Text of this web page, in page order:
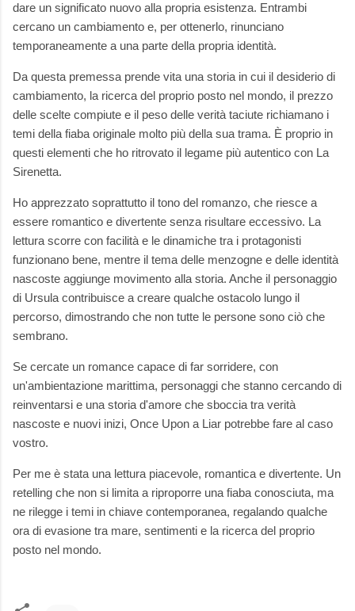
dare un significato nuovo alla propria esistenza. Entrambi
cercano un cambiamento e, per ottenerlo, rinunciano
temporaneamente a una parte della propria identità.
Da questa premessa prende vita una storia in cui il desiderio di
cambiamento, la ricerca del proprio posto nel mondo, il prezzo
delle scelte compiute e il peso delle verità taciute richiamano i
temi della fiaba originale molto più della sua trama. È proprio in
questi elementi che ho ritrovato il legame più autentico con La
Sirenetta.
Ho apprezzato soprattutto il tono del romanzo, che riesce a
essere romantico e divertente senza risultare eccessivo. La
lettura scorre con facilità e le dinamiche tra i protagonisti
funzionano bene, mentre il tema delle menzogne e delle identità
nascoste aggiunge movimento alla storia. Anche il personaggio
di Ursula contribuisce a creare qualche ostacolo lungo il
percorso, dimostrando che non tutte le persone sono ciò che
sembrano.
Se cercate un romance capace di far sorridere, con
un'ambientazione marittima, personaggi che stanno cercando di
reinventarsi e una storia d'amore che sboccia tra verità
nascoste e nuovi inizi, Once Upon a Liar potrebbe fare al caso
vostro.
Per me è stata una lettura piacevole, romantica e divertente. Un
retelling che non si limita a riproporre una fiaba conosciuta, ma
ne rilegge i temi in chiave contemporanea, regalando qualche
ora di evasione tra mare, sentimenti e la ricerca del proprio
posto nel mondo.